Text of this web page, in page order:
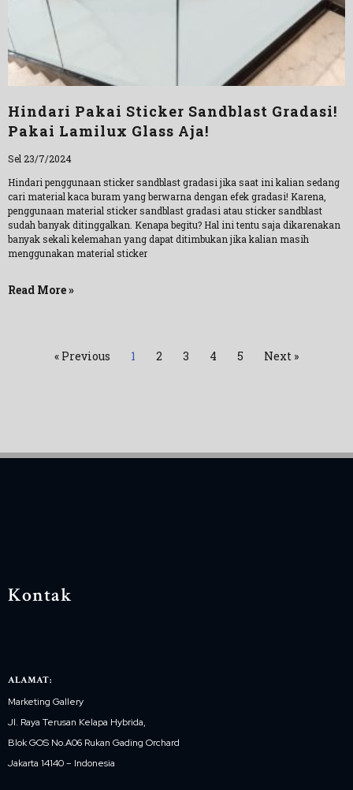
Hindari Pakai Sticker Sandblast Gradasi!
Pakai Lamilux Glass Aja!
Sel 23/7/2024
Hindari penggunaan sticker sandblast gradasi jika saat ini kalian sedang
cari material kaca buram yang berwarna dengan efek gradasi! Karena,
penggunaan material sticker sandblast gradasi atau sticker sandblast
sudah banyak ditinggalkan. Kenapa begitu? Hal ini tentu saja dikarenakan
banyak sekali kelemahan yang dapat ditimbukan jika kalian masih
menggunakan material sticker
Read More »
« Previous 1 2 3 4 5 Next »
Kontak
ALAMAT:
Marketing Gallery
Jl. Raya Terusan Kelapa Hybrida,
Blok GOS No.A06 Rukan Gading Orchard
Jakarta 14140 – Indonesia